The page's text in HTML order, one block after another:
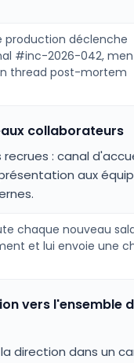
production déclenche
#inc-2026-042,
thread post-mortem
collaborateurs
: canal
aux
chaque nouveau
et lui envoie une
vers l'ensemble
direction dans un